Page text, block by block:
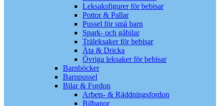
Leksaksfigurer för bebisar
Pottor & Pallar
Pussel för små barn
Spark- och gåbilar
Träleksaker för bebisar
Äta & Dricka
Övriga leksaker för bebisar
Barnböcker
Barnpussel
Bilar & Fordon
Arbets- & Räddningsfordon
Bilbanor